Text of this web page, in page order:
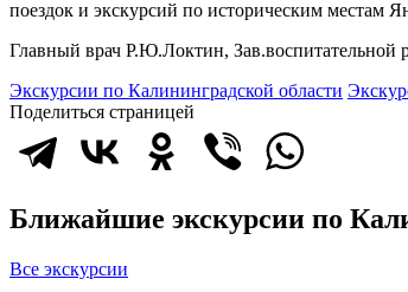
поездок и экскурсий по историческим местам
Главный врач Р.Ю.Локтин, Зав.воспитательной
Экскурсии по Калининградской области
Поделиться страницей
Ближайшие экскурсии по
Все экскурсии